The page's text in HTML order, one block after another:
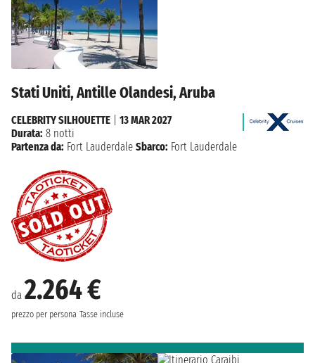
Stati Uniti, Antille Olandesi, Aruba
da 2.264 €
prezzo per persona Tasse incluse
CELEBRITY SILHOUETTE
13 MAR 2027
Durata: 8 notti
Partenza da: Fort Lauderdale Sbarco: Fort Lauderdale